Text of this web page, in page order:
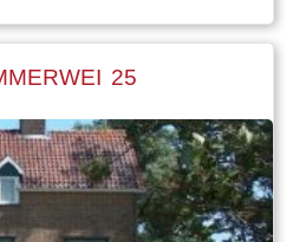
een ketting die wordt
knoppen drukken, die
boven zitten. Na een
pont in beweging, maar
of er geen boten willen
25